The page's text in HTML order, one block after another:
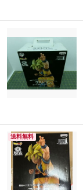
送料無料